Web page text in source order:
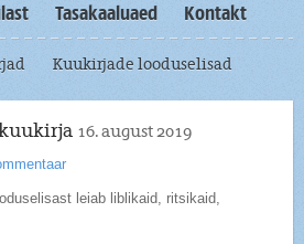
Tasakaaluaed Kontakt
Kuukirjade looduselisad
16. august 2019
leiab liblikaid, ritsikaid,